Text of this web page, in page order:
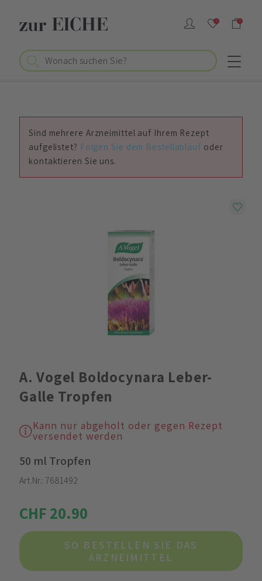
0 0
Sind mehrere Arzneimittel auf Ihrem Rezept
aufgelistet? Folgen Sie dem Bestellablauf oder
kontaktieren Sie uns.
A. Vogel Boldocynara Leber-
Galle Tropfen
Kann nur abgeholt oder gegen Rezept
versendet werden
50 ml Tropfen
Art.Nr.: 7681492
CHF 20.90
SO BESTELLEN SIE DAS
ARZNEIMITTEL